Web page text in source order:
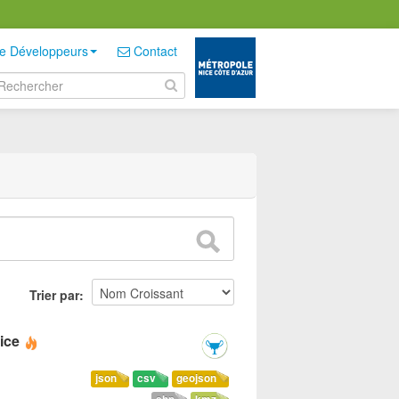
Développeurs Contact
Trier par
geojson
csv
json